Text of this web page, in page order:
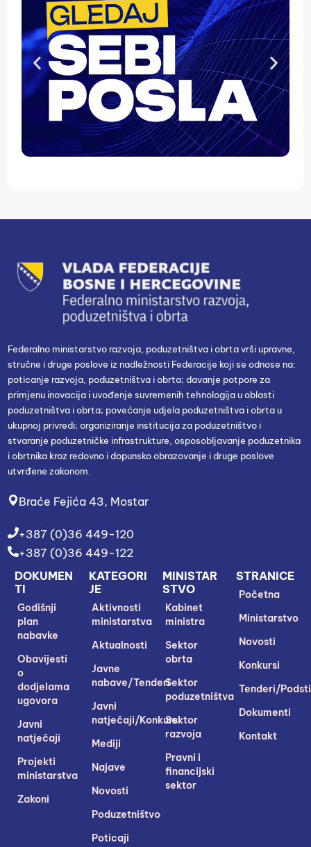
Federalno ministarstvo razvoja, poduzetništva i obrta vrši upravne,
stručne i druge poslove iz nadležnosti Federacije koji se odnose na:
poticanje razvoja, poduzetništva i obrta; davanje potpore za
primjenu inovacija i uvođenje suvremenih tehnologija u oblasti
poduzetništva i obrta; povećanje udjela poduzetništva i obrta u
ukupnoj privredi; organiziranje institucija za poduzetništvo i
stvaranje poduzetničke infrastrukture, osposobljavanje poduzetnika
i obrtnika kroz redovno i dopunsko obrazovanje i druge poslove
utvrđene zakonom.
Braće Fejića 43, Mostar
+387 (0)36 449-120
+387 (0)36 449-122
STRANICE
Početna
Ministarstvo
Novosti
Konkursi
Tenderi/
Dokumenti
Kontakt
MINISTAR
STVO
Kabinet
ministra
Sektor
obrta
Sektor
poduzetništva
Sektor
razvoja
Pravni i
financijski
sektor
KATEGORI
JE
Aktivnosti
ministarstva
Aktualnosti
Javne
nabave/Tenderi
Javni
natječaji/Konkursi
Mediji
Najave
Novosti
Poduzetništvo
Poticaji
DOKUMEN
TI
Godišnji
plan
nabavke
Obavijesti
o
dodjelama
ugovora
Javni
natječaji
Projekti
ministarstva
Zakoni